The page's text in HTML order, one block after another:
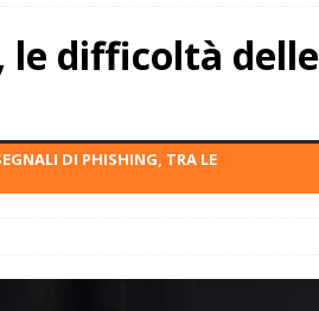
le difficoltà delle
DI PHISHING, TRA LE